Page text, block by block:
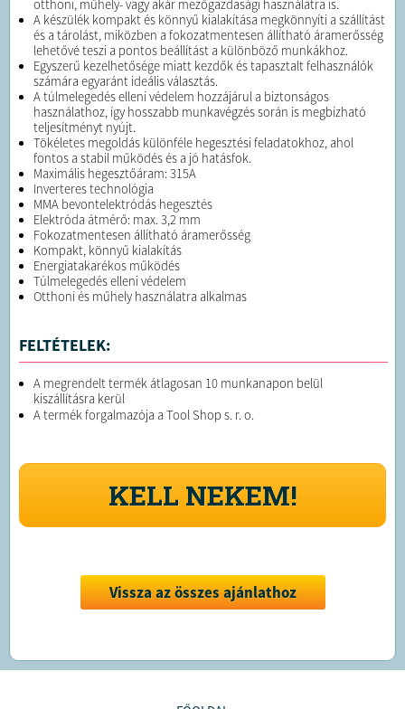
otthoni, műhely- vagy akár mezőgazdasági használatra is.
A készülék kompakt és könnyű kialakítása megkönnyíti a szállítást
és a tárolást, miközben a fokozatmentesen állítható áramerősség
lehetővé teszi a pontos beállítást a különböző munkákhoz.
Egyszerű kezelhetősége miatt kezdők és tapasztalt felhasználók
számára egyaránt ideális választás.
A túlmelegedés elleni védelem hozzájárul a biztonságos
használathoz, így hosszabb munkavégzés során is megbízható
teljesítményt nyújt.
Tökéletes megoldás különféle hegesztési feladatokhoz, ahol
fontos a stabil működés és a jó hatásfok.
Maximális hegesztőáram: 315A
Inverteres technológia
MMA bevontelektródás hegesztés
Elektróda átmérő: max. 3,2 mm
Fokozatmentesen állítható áramerősség
Kompakt, könnyű kialakítás
Energiatakarékos működés
Túlmelegedés elleni védelem
Otthoni és műhely használatra alkalmas
FELTÉTELEK:
A megrendelt termék átlagosan 10 munkanapon belül
kiszállításra kerül
A termék forgalmazója a Tool Shop s. r. o.
KELL NEKEM!
Vissza az összes ajánlathoz